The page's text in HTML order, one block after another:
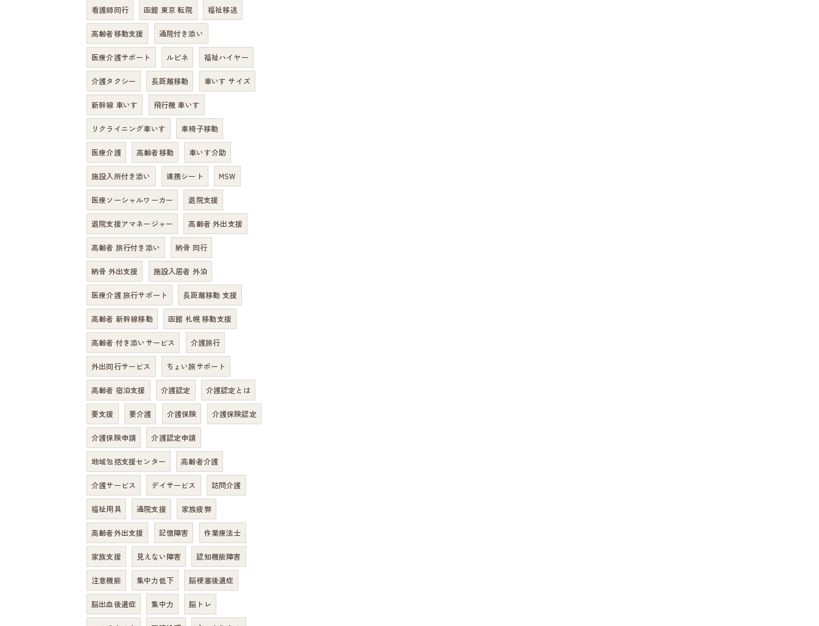
看護師同行 函館 東京 転院 福祉移送
高齢者移動支援 通院付き添い
医療介護サポート ルピネ 福祉ハイヤー
介護タクシー 長距離移動 車いす サイズ
新幹線 車いす 飛行機 車いす
リクライニング車いす 車椅子移動
医療介護 高齢者移動 車いす介助
施設入所付き添い 連携シート MSW
医療ソーシャルワーカー 退院支援
退院支援アマネージャー 高齢者 外出支援
高齢者 旅行付き添い 納骨 同行
納骨 外出支援 施設入居者 外泊
医療介護 旅行サポート 長距離移動 支援
高齢者 新幹線移動 函館 札幌 移動支援
高齢者 付き添いサービス 介護旅行
外出同行サービス ちょい旅サポート
高齢者 宿泊支援 介護認定 介護認定とは
要支援 要介護 介護保険 介護保険認定
介護保険申請 介護認定申請
地域包括支援センター 高齢者介護
介護サービス デイサービス 訪問介護
福祉用具 通院支援 家族疲弊
高齢者外出支援 記憶障害 作業療法士
家族支援 見えない障害 認知機能障害
注意機能 集中力低下 脳梗塞後遺症
脳出血後遺症 集中力 脳トレ